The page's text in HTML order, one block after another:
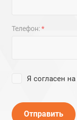
Телефон:*
Я согласен на
Отправить